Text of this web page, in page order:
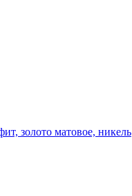
золото матовое, никель